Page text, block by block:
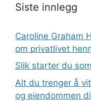
Siste innlegg
Caroline Graham
om privatlivet
Slik starter du
Alt du trenger å
og eiendommen